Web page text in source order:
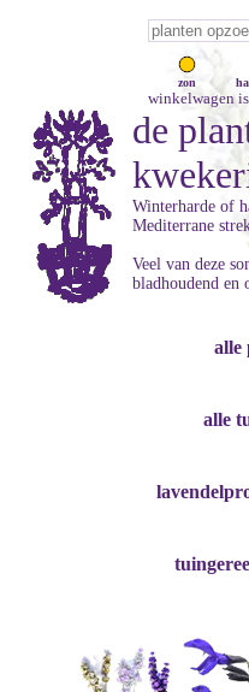
zon
winkelwagen
de
Winterharde of
Mediterrane
Veel van deze
bladhoudend en
alle
alle